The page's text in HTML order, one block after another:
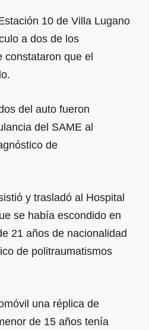
10 de Villa Lugano
a dos de los
constataron que el
del auto fueron
del SAME al
de
y trasladó al Hospital
se había escondido en
21 años de nacionalidad
de politraumatismos
una réplica de
de 15 años tenía